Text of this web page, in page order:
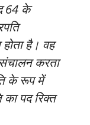
64 के
है। वह
संचालन करता
के रूप में
का पद रिक्त